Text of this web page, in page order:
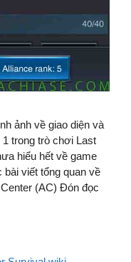
ảnh về giao diện và
trong trò chơi Last
hiểu hết về game
bài viết tổng quan về
(AC) Đón đọc